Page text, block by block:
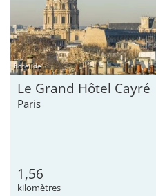
hotel.de
Le Grand Hôtel Cayré
Paris
1,56
kilomètres